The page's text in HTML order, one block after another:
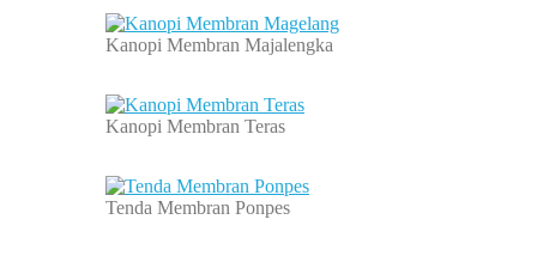
Kanopi Membran Majalengka
Kanopi Membran Teras
Tenda Membran Ponpes